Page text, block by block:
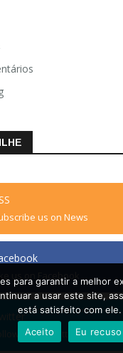
us on News
us on Facebook
us on Twitter
para garantir a melhor
a usar este site,
está satisfeito com ele.
Aceito
Eu recuso